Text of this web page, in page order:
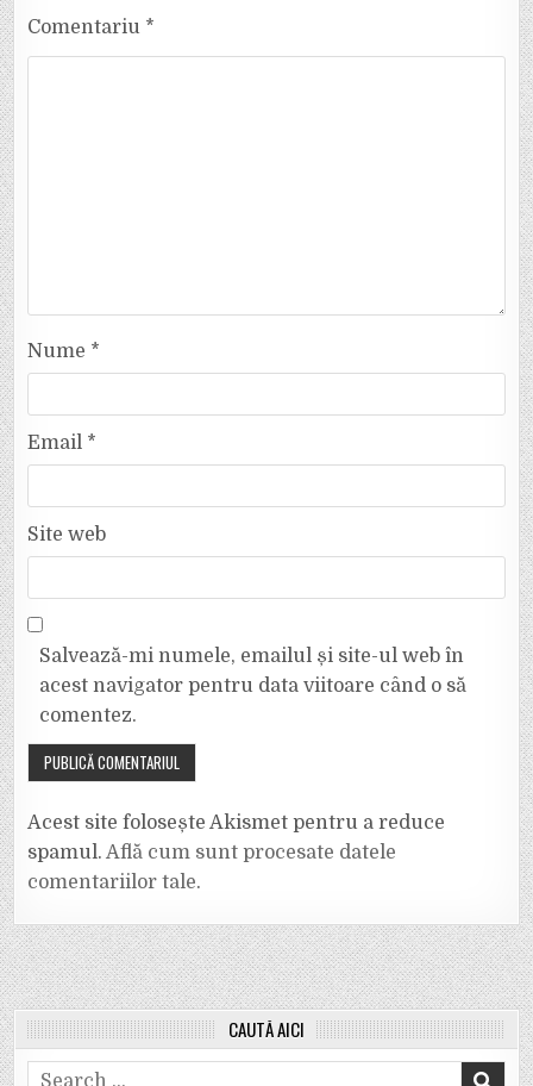
Comentariu *
Nume *
Email *
Site web
Salvează-mi numele, emailul și site-ul web în
acest navigator pentru data viitoare când o să
comentez.
Acest site folosește Akismet pentru a reduce
spamul. Află cum sunt procesate datele
comentariilor tale.
CAUTĂ AICI
Search